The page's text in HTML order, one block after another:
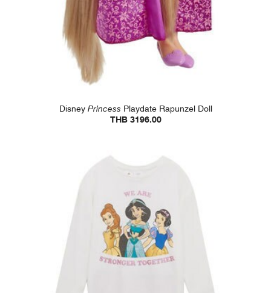
DisneyPrincess Playdate Rapunzel Doll
THB 3196.00